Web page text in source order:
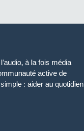
à la fois média
active de
: aider au quotidien